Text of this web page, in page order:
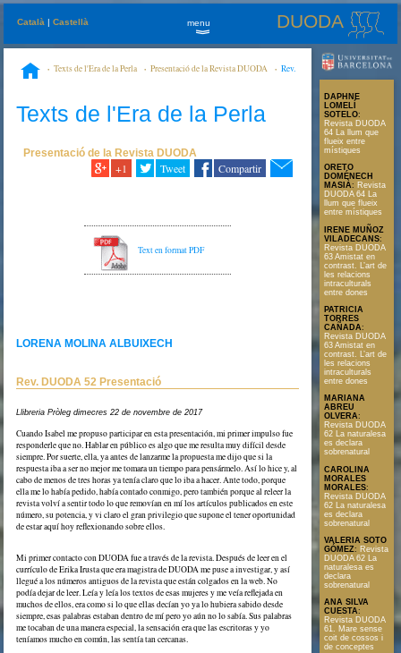
Català |Castellà DUODA
menu
»
Texts de l'Era de la Perla Presentació de la Revista DUODA
Rev.
Texts de l'Era de la Perla
Presentació de la Revista DUODA
+1 Tweet Compartir
Text en format PDF
LORENA MOLINA ALBUIXECH
Rev. DUODA 52 Presentació
Llibreria Pròleg dimecres 22 de novembre de 2017
Cuando Isabel me propuso participar en esta presentación, mi primer impulso fue
responderle que no. Hablar en público es algo que me resulta muy difícil desde
siempre. Por suerte, ella, ya antes de lanzarme la propuesta me dijo que si la
respuesta iba a ser no mejor me tomara un tiempo para pensármelo. Así lo hice y, al
cabo de menos de tres horas ya tenía claro que lo iba a hacer. Ante todo, porque
ella me lo había pedido, había contado conmigo, pero también porque al releer la
revista volví a sentir todo lo que removían en mí los artículos publicados en este
número, su potencia, y vi claro el gran privilegio que supone el tener oportunidad
de estar aquí hoy reflexionando sobre ellos.
Mi primer contacto con DUODA fue a través de la revista. Después de leer en el
currículo de Erika Irusta que era magistra de DUODA me puse a investigar, y así
llegué a los números antiguos de la revista que están colgados en la web. No
podía dejar de leer. Leía y leía los textos de esas mujeres y me veía reflejada en
muchos de ellos, era como si lo que ellas decían yo ya lo hubiera sabido desde
siempre, esas palabras estaban dentro de mí pero yo aún no lo sabía. Sus palabras
me tocaban de una manera especial, la sensación era que las escritoras y yo
teníamos mucho en común, las sentía tan cercanas.
DAPHNE
LOMELÍ
SOTELO:
Revista DUODA
64 La llum que
flueix entre
místiques
ORETO
DOMÉNECH
MASIÀ: Revista
DUODA 64 La
llum que flueix
entre místiques
IRENE MUÑOZ
VILADECANS:
Revista DUODA
63 Amistat en
contrast. L’art de
les relacions
intraculturals
entre dones
PATRICIA
TORRES
CAÑADA:
Revista DUODA
63 Amistat en
contrast. L’art de
les relacions
intraculturals
entre dones
MARIANA
ABREU
OLVERA:
Revista DUODA
62 La naturalesa
es declara
sobrenatural
CAROLINA
MORALES
MORALES:
Revista DUODA
62 La naturalesa
es declara
sobrenatural
VALERIA SOTO
GÓMEZ: Revista
DUODA 62 La
naturalesa es
declara
sobrenatural
ANA SILVA
CUESTA:
Revista DUODA
61. Mare sense
coit de cossos i
de conceptes